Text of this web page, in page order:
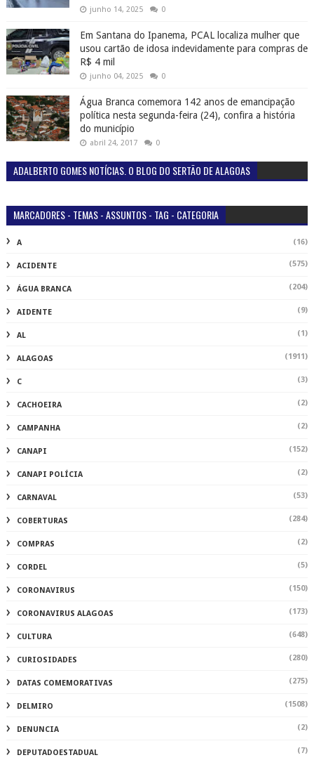
junho 14, 2025 0
Em Santana do Ipanema, PCAL localiza mulher que
usou cartão de idosa indevidamente para compras de
R$ 4 mil
junho 04, 2025 0
Água Branca comemora 142 anos de emancipação
política nesta segunda-feira (24), confira a história
do município
abril 24, 2017 0
ADALBERTO GOMES NOTÍCIAS. O BLOG DO SERTÃO DE ALAGOAS
MARCADORES - TEMAS - ASSUNTOS - TAG - CATEGORIA
A (16)
ACIDENTE (575)
ÁGUA BRANCA (204)
AIDENTE (9)
AL (1)
ALAGOAS (1911)
C (3)
CACHOEIRA (2)
CAMPANHA (2)
CANAPI (152)
CANAPI POLÍCIA (2)
CARNAVAL (53)
COBERTURAS (284)
COMPRAS (2)
CORDEL (5)
CORONAVIRUS (150)
CORONAVIRUS ALAGOAS (173)
CULTURA (648)
CURIOSIDADES (280)
DATAS COMEMORATIVAS (275)
DELMIRO (1508)
DENUNCIA (2)
DEPUTADOESTADUAL (7)